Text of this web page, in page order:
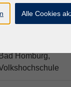
Homburg,
Homburg,
Alle Cookies